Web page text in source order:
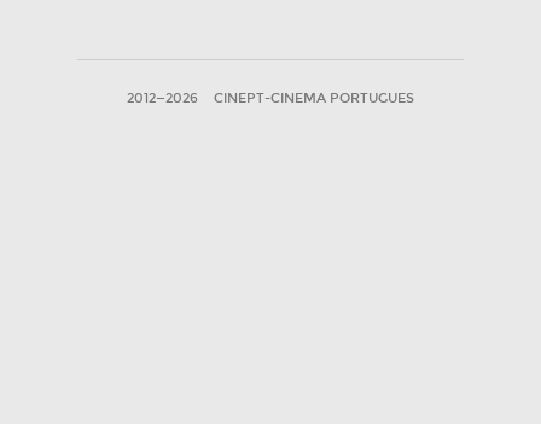
2012—2026 CINEPT-CINEMA PORTUGUES